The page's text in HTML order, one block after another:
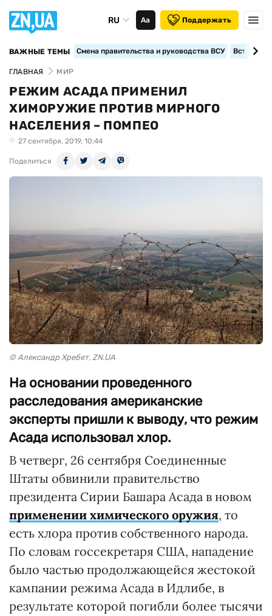
RU Аа Поддержать
ВАЖНЫЕ ТЕМЫ Смена правительства и руководства ВСУ
ГЛАВНАЯ МИР
РЕЖИМ АСАДА ПРИМЕНИЛ
ХИМОРУЖИЕ ПРОТИВ МИРНОГО
НАСЕЛЕНИЯ – ПОМПЕО
27 сентября, 2019, 10:44
Поделиться
© Александр Хребет, ZN.UA
На основании проведенного
расследования американские
эксперты пришли к выводу, что режим
Асада использовал хлор.
В четверг, 26 сентября Соединенные
Штаты обвинили правительство
президента Сирии Башара Асада в новом
применении химического оружия, то
есть хлора против собственного народа.
По словам госсекретаря США, нападение
было частью продолжающейся жестокой
кампании режима Асада в Идлибе, в
результате которой погибли более тысячи